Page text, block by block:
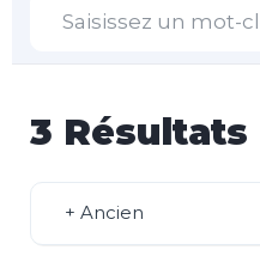
3 Résultats
+ Ancien